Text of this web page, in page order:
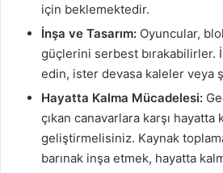
için beklemektedir.
İnşa ve Tasarım: Oyuncular,
güçlerini serbest bırakabilirler.
edin, ister devasa kaleler veya
Hayatta Kalma Mücadelesi:
çıkan canavarlara karşı
geliştirmelisiniz. Kaynak
barınak inşa etmek, hayatta